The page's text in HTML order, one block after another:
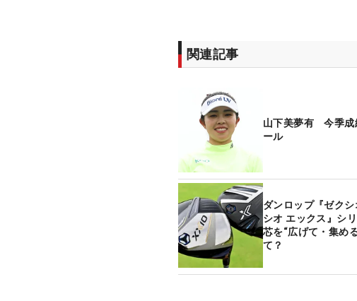
関連記事
山下美夢有 今季成
ール
ダンロップ『ゼク
シオ エックス』シ
芯を“広げて・集め
て？